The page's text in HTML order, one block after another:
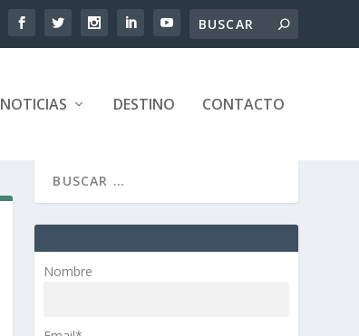
NOTICIAS DESTINO CONTACTO
Nombre